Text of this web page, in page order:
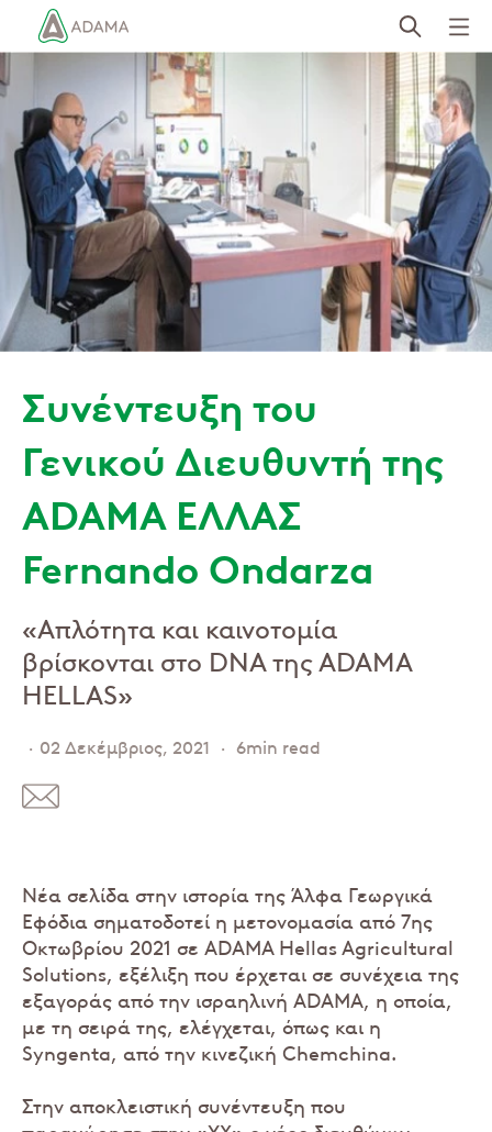
Παράκαμψη
κυρίως
περιεχόμενο
Συνέντευξη του
Γενικού Διευθυντή της
ADAMA ΕΛΛΑΣ
Fernando Ondarza
«Απλότητα και καινοτομία
βρίσκονται στο DNA της ΑDAMA
HELLAS»
02 Δεκέμβριος, 2021 6min read
Νέα σελίδα στην ιστορία της Άλφα Γεωργικά
Εφόδια σηματοδοτεί η μετονομασία από 7ης
Οκτωβρίου 2021 σε ADAMA Hellas Agricultural
Solutions, εξέλιξη που έρχεται σε συνέχεια της
εξαγοράς από την ισραηλινή ADAMA, η οποία,
με τη σειρά της, ελέγχεται, όπως και η
Syngenta, από την κινεζική Chemchina.
Στην αποκλειστική συνέντευξη που